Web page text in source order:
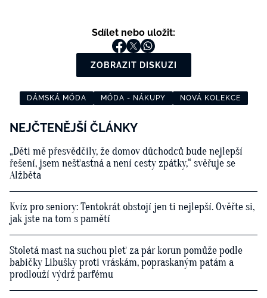
Sdílet nebo uložit:
ZOBRAZIT DISKUZI
DÁMSKÁ MÓDA MÓDA - NÁKUPY NOVÁ KOLEKCE
NEJČTENĚJŠÍ ČLÁNKY
„Děti mě přesvědčily, že domov důchodců bude nejlepší
řešení, jsem nešťastná a není cesty zpátky,“ svěřuje se
Alžběta
Kvíz pro seniory: Tentokrát obstojí jen ti nejlepší. Ověřte si,
jak jste na tom s pamětí
Stoletá mast na suchou pleť za pár korun pomůže podle
babičky Libušky proti vráskám, popraskaným patám a
prodlouží výdrž parfému